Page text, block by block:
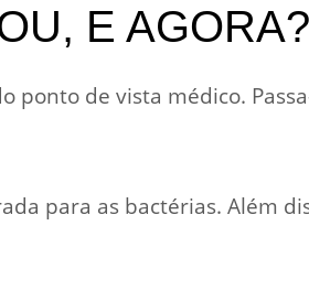
E AGORA?
ponto de vista médico.
para as bactérias. Além